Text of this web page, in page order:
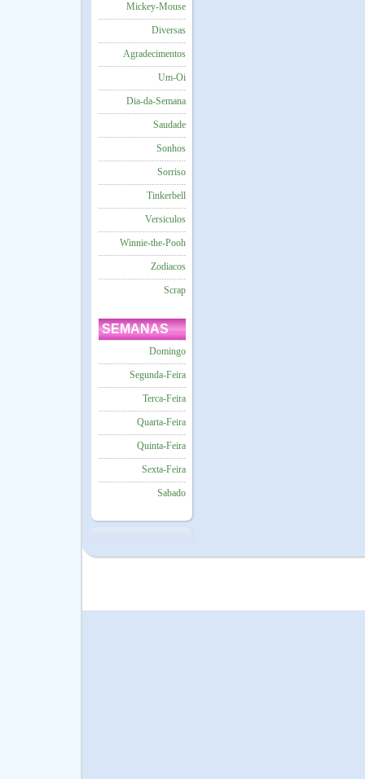
Mickey-Mouse
Diversas
Agradecimentos
Um-Oi
Dia-da-Semana
Saudade
Sonhos
Sorriso
Tinkerbell
Versiculos
Winnie-the-Pooh
Zodiacos
Scrap
SEMANAS
Domingo
Segunda-Feira
Terca-Feira
Quarta-Feira
Quinta-Feira
Sexta-Feira
Sabado